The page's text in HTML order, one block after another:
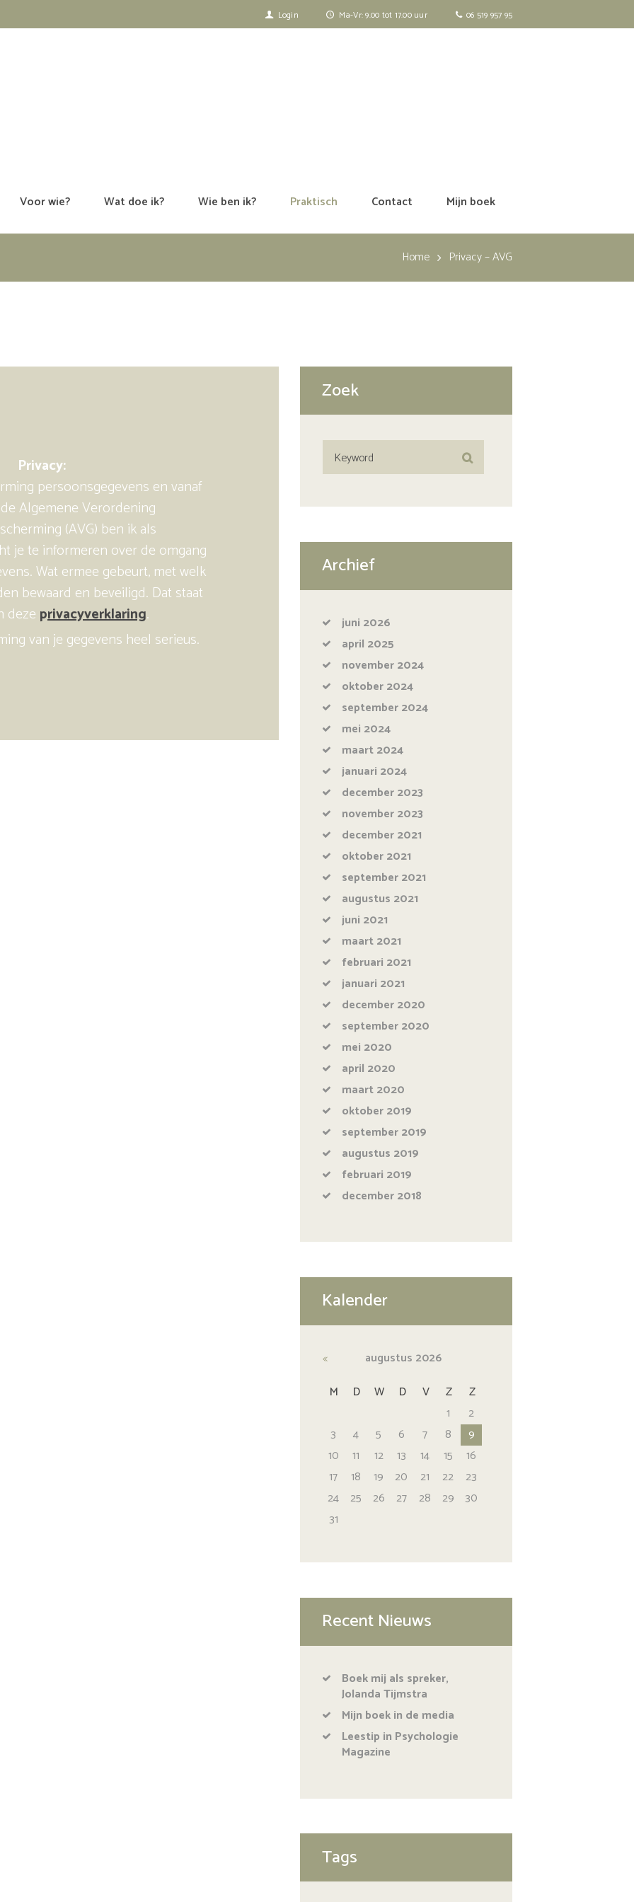
06 519 957 95
Ma-Vr: 9.00 tot 17.00 uur
Login
Voor wie? Wat doe ik? Wie ben ik? Praktisch Contact Mijn boek
Home Privacy – AVG
Privacy:
persoonsgegevens en vanaf
Algemene Verordening
(AVG) ben ik als
je te informeren over de omgang
Wat ermee gebeurt, met welk
bewaard en beveiligd. Dat staat
deze privacyverklaring.
van je gegevens heel serieus.
Zoek
Archief
juni 2026
april 2025
november2024
oktober2024
september2024
mei 2024
maart2024
januari 2024
december2023
november2023
december2021
oktober2021
september2021
augustus 2021
juni 2021
maart2021
februari 2021
januari 2021
december2020
september2020
mei 2020
april 2020
maart2020
oktober2019
september2019
augustus 2019
februari 2019
december2018
Kalender
augustus 2026
M
D W D V Z
Z
1
2
3
4 5 6 7 8
9
10
11 12 13 14 15
16
17
18 19 20 21 22
23
24
25 26 27 28 29
30
31
Recent Nieuws
Boek mij als spreker,
Jolanda Tijmstra
Mijn boek in de media
Leestip in Psychologie
Magazine
Tags